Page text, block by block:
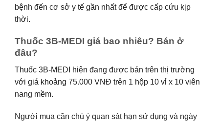
bệnh đến cơ sở y tế gần nhất để được cấp cứu kịp
thời.
Thuốc 3B-MEDI giá bao nhiêu? Bán ở
đâu?
Thuốc 3B-MEDI hiện đang được bán trên thị trường
với giá khoảng 75.000 VNĐ trên 1 hộp 10 vỉ x 10 viên
nang mềm.
Người mua cần chú ý quan sát hạn sử dụng và ngày